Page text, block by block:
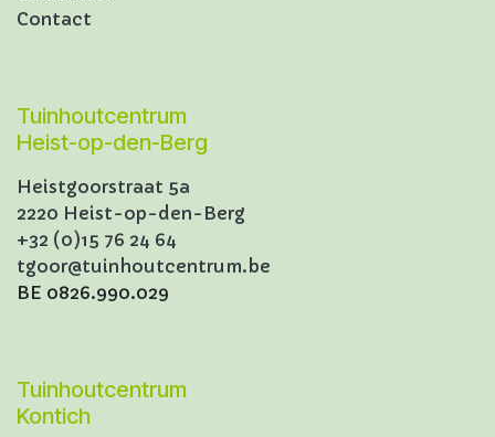
Contact
Tuinhoutcentrum
Heist-op-den-Berg
Heistgoorstraat 5a
2220 Heist-op-den-Berg
+32 (0)15 76 24 64
tgoor@tuinhoutcentrum.be
BE 0826.990.029
Tuinhoutcentrum
Kontich